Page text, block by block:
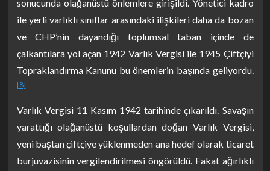
sonucunda olağanüstü önlemlere girişildi. Yönetici kadro
ile yerli varlıklı sınıflar arasındaki ilişkileri daha da bozan
ve CHP’nin dayandığı toplumsal taban içinde de
çalkantılara yol açan 1942 Varlık Vergisi ile 1945 Çiftçiyi
Topraklandırma Kanunu bu önemlerin başında geliyordu.
[8]
Varlık Vergisi 11 Kasım 1942 tarihinde çıkarıldı. Savaşın
yarattığı olağanüstü koşullardan doğan Varlık Vergisi,
yeni baştan çiftçiye yüklenmeden ana hedef olarak ticaret
burjuvazisinin vergilendirilmesi öngörüldü. Fakat ağırlıklı